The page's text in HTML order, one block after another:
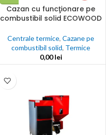
Cazan cu funcţionare pe
combustibil solid ECOWOOD
Centrale termice,Cazane pe
combustibil solid, Termice
0,00lei